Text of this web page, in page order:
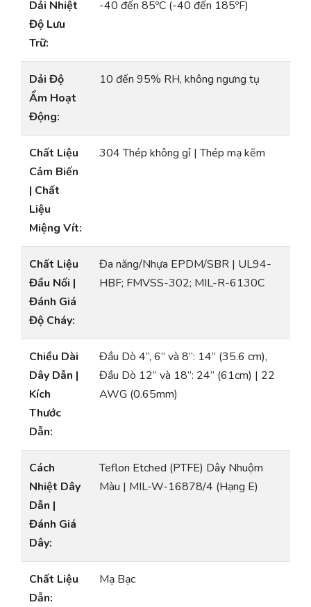
Dải Nhiệt
Độ Lưu
Trữ:
-40 đến 85ºC (-40 đến 185ºF)
Dải Độ
Ẩm Hoạt
Động:
10 đến 95% RH, không ngưng tụ
Chất Liệu
Cảm Biến
| Chất
Liệu
Miệng Vít:
304 Thép không gỉ | Thép mạ kẽm
Chất Liệu
Đầu Nối |
Đánh Giá
Độ Cháy:
Đa năng/Nhựa EPDM/SBR | UL94-
HBF; FMVSS-302; MIL-R-6130C
Chiều Dài
Dây Dẫn |
Kích
Thước
Dẫn:
Đầu Dò 4”, 6” và 8”: 14” (35.6 cm),
Đầu Dò 12” và 18”: 24” (61cm) | 22
AWG (0.65mm)
Cách
Nhiệt Dây
Dẫn |
Đánh Giá
Dây:
Teflon Etched (PTFE) Dây Nhuộm
Màu | MIL-W-16878/4 (Hạng E)
Chất Liệu
Dẫn:
Mạ Bạc